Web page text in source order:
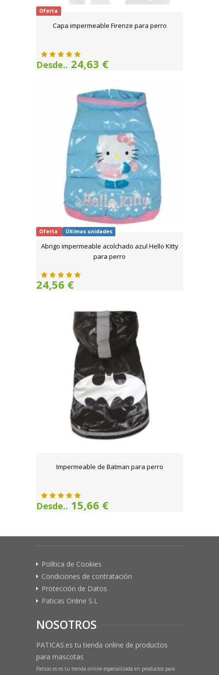
Oferta
Capa impermeable Firenze para perro
Desde.. 24,63 €
Oferta Últimas unidades
Abrigo impermeable acolchado azul Hello Kitty
para perro
24,56 €
Impermeable de Batman para perro
Desde.. 15,66 €
Política de Cookies
Condiciones de contratación
Protección de Datos
Paticas Online S.L
NOSOTROS
PATICAS.es tu tienda online de productos
para mascotas
Paticas.es es tu tienda online especializada en productos para